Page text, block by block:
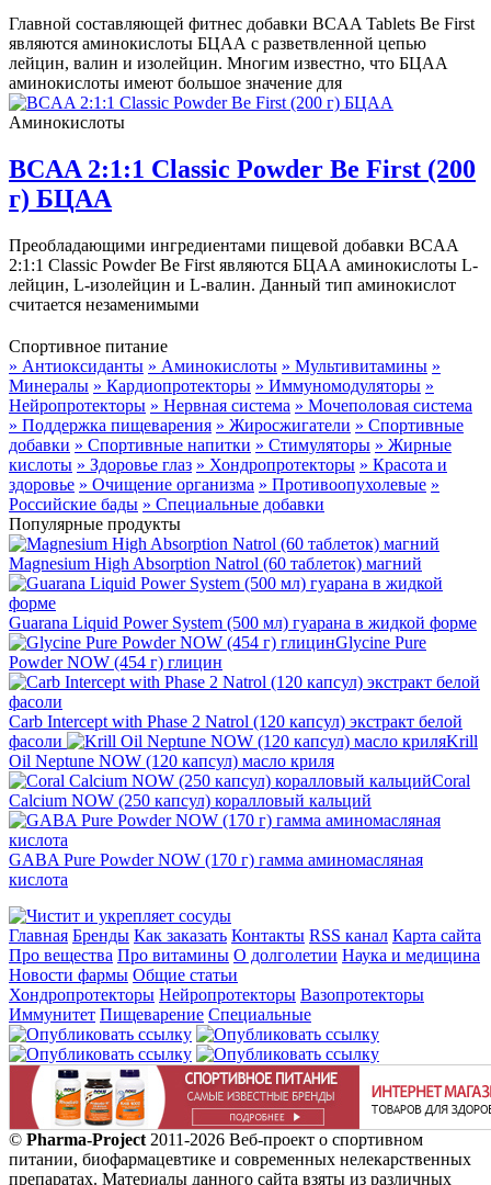
Главной составляющей фитнес добавки BCAA Tablets Be First
являются аминокислоты БЦАА с разветвленной цепью
лейцин, валин и изолейцин. Многим известно, что БЦАА
аминокислоты имеют большое значение для
Аминокислоты
BCAA 2:1:1 Classic Powder Be First (200
г) БЦАА
Преобладающими ингредиентами пищевой добавки BCAA
2:1:1 Classic Powder Be First являются БЦАА аминокислоты L-
лейцин, L-изолейцин и L-валин. Данный тип аминокислот
считается незаменимыми
Спортивное питание
» Антиоксиданты » Аминокислоты » Мультивитамины »
Минералы » Кардиопротекторы » Иммуномодуляторы »
Нейропротекторы » Нервная система » Мочеполовая система
» Поддержка пищеварения » Жиросжигатели » Спортивные
добавки » Спортивные напитки » Стимуляторы » Жирные
кислоты » Здоровье глаз » Хондропротекторы » Красота и
здоровье » Очищение организма » Противоопухолевые »
Российские бады » Специальные добавки
Популярные продукты
Magnesium High Absorption Natrol (60 таблеток) магний
Guarana Liquid Power System (500 мл) гуарана в жидкой форме
Glycine Pure
Powder NOW (454 г) глицин
Carb Intercept with Phase 2 Natrol (120 капсул) экстракт белой
фасоли
Krill
Oil Neptune NOW (120 капсул) масло криля
Coral
Calcium NOW (250 капсул) коралловый кальций
GABA Pure Powder NOW (170 г) гамма аминомасляная
кислота
Главная Бренды Как заказать Контакты RSS канал Карта сайта
Про вещества Про витамины О долголетии Наука и медицина
Новости фармы Общие статьи
Хондропротекторы Нейропротекторы Вазопротекторы
Иммунитет Пищеварение Специальные
© Pharma-Project 2011-2026 Веб-проект о спортивном
питании, биофармацевтике и современных нелекарственных
препаратах. Материалы данного сайта взяты из различных